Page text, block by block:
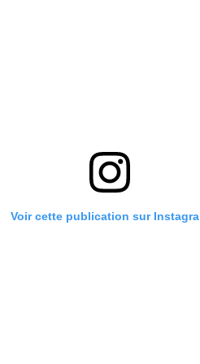
Voir cette publication sur